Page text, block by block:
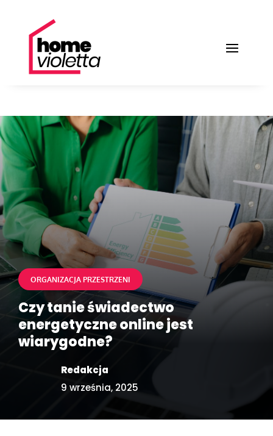
ORGANIZACJA PRZESTRZENI
Czy tanie świadectwo
energetyczne online jest
wiarygodne?
Redakcja
9 września, 2025